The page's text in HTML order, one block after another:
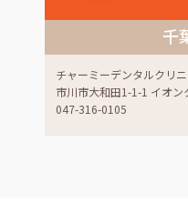
千
チャーミーデンタルクリ
市川市大和田1-1-1 イオ
047-316-0105